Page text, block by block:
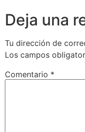
Deja una
Tu dirección de
Los campos
Comentario *